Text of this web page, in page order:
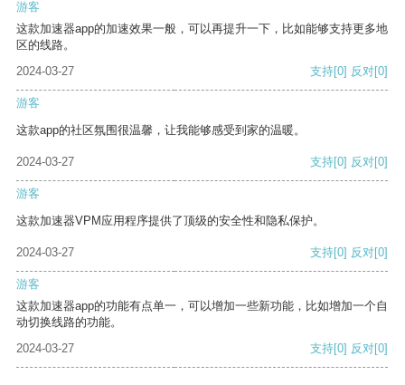
游客
这款加速器app的加速效果一般，可以再提升一下，比如能够支持更多地
区的线路。
2024-03-27
支持[0] 反对[0]
游客
这款app的社区氛围很温馨，让我能够感受到家的温暖。
2024-03-27 支持[0] 反对[0]
游客
这款加速器VPM应用程序提供了顶级的安全性和隐私保护。
2024-03-27 支持[0] 反对[0]
游客
这款加速器app的功能有点单一，可以增加一些新功能，比如增加一个自
动切换线路的功能。
2024-03-27
支持[0] 反对[0]